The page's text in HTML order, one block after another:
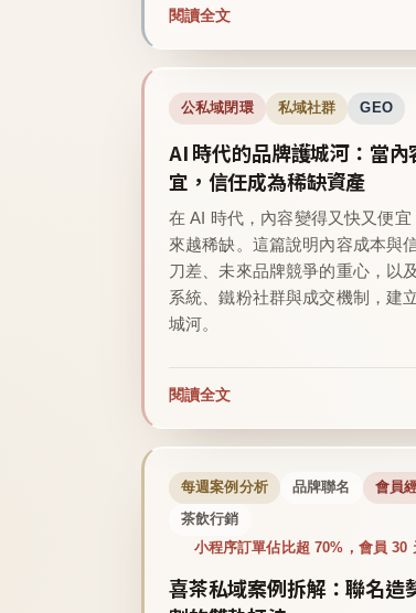
閱讀全文
公私域閉環 私域社群 GEO
AI 時代的品牌護城河：當內
宜，信任成為稀缺資產
在 AI 時代，內容變得又快又便宜
來越稀缺。這篇說明內容成本與
刀差、未來品牌競爭的重心，以
系統、鐵粉社群與成交機制，建
城河。
閱讀全文
每週案例分析 品牌聯名 會員
茶飲行銷
小程序訂單佔比超 70%，會員 30
喜茶私域案例拆解：聯名造